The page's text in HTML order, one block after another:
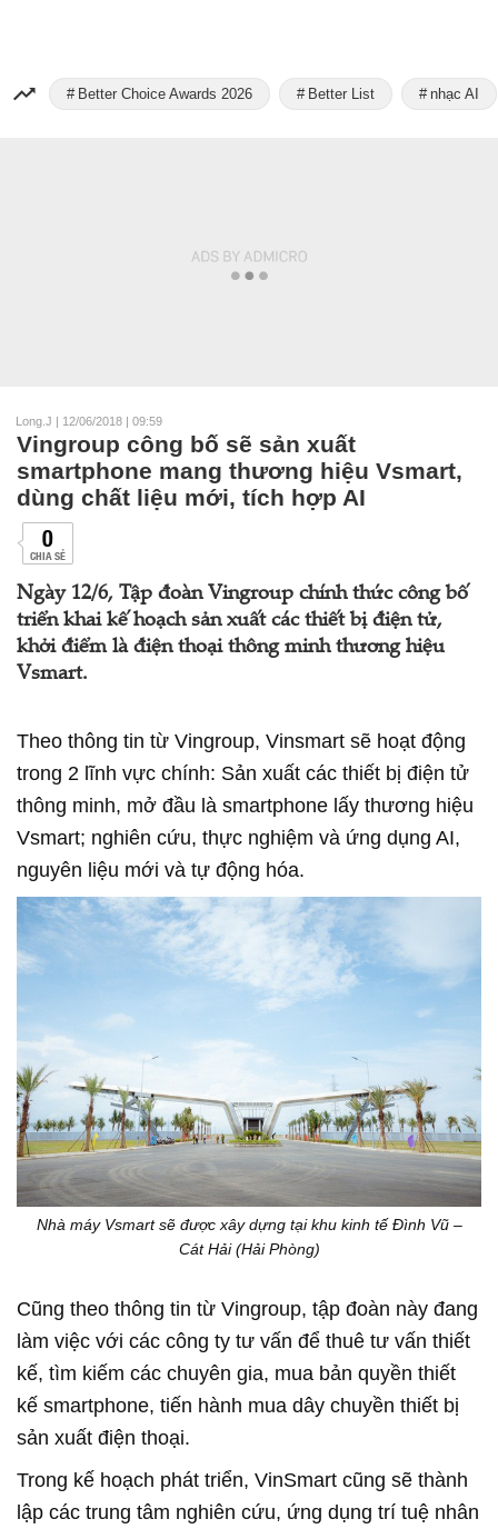
Better Choice Awards 2026 Better List nhạc AI
Long.J | 12/06/2018 | 09:59
Vingroup công bố sẽ sản xuất
smartphone mang thương hiệu Vsmart,
dùng chất liệu mới, tích hợp AI
0
CHIA SẺ
Ngày 12/6, Tập đoàn Vingroup chính thức công bố
triển khai kế hoạch sản xuất các thiết bị điện tử,
khởi điểm là điện thoại thông minh thương hiệu
Vsmart.
Theo thông tin từ Vingroup, Vinsmart sẽ hoạt động
trong 2 lĩnh vực chính: Sản xuất các thiết bị điện tử
thông minh, mở đầu là smartphone lấy thương hiệu
Vsmart; nghiên cứu, thực nghiệm và ứng dụng AI,
nguyên liệu mới và tự động hóa.
Nhà máy Vsmart sẽ được xây dựng tại khu kinh tế Đình Vũ –
Cát Hải (Hải Phòng)
Cũng theo thông tin từ Vingroup, tập đoàn này đang
làm việc với các công ty tư vấn để thuê tư vấn thiết
kế, tìm kiếm các chuyên gia, mua bản quyền thiết
kế smartphone, tiến hành mua dây chuyền thiết bị
sản xuất điện thoại.
Trong kế hoạch phát triển, VinSmart cũng sẽ thành
lập các trung tâm nghiên cứu, ứng dụng trí tuệ nhân